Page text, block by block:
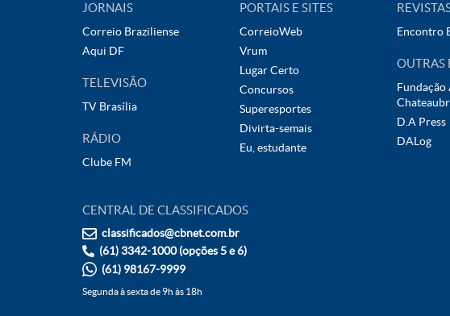
JORNAIS
Correio Braziliense
Aqui DF
TELEVISÃO
TV Brasília
RÁDIO
Clube FM
PORTAIS E SITES
CorreioWeb
Vrum
Lugar Certo
Concursos
Superesportes
Divirta-semais
Eu, estudante
Encontro
OUTRAS
Fundação
D.A Press
DALog
CENTRAL DE CLASSIFICADOS
classificados@cbnet.com.br
(61) 3342-1000 (opções 5 e 6)
(61) 98167-9999
Segunda à sexta de 9h às 18h